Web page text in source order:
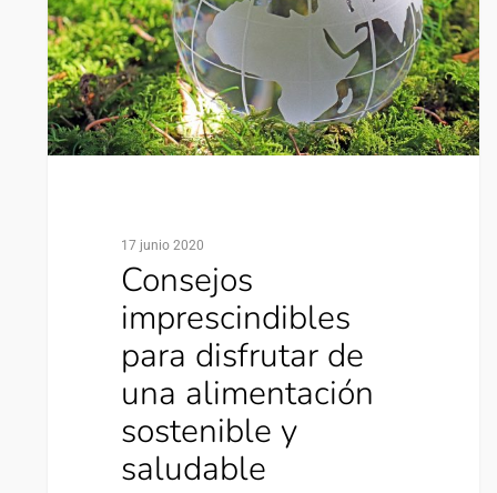
17 junio 2020
Consejos
imprescindibles
para disfrutar de
una alimentación
sostenible y
saludable